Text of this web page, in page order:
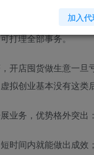
是实体生意很难企及的
打理全部事务。
开店囤货做生意一旦
拟创业基本没有这类
业务，优势格外突出：
时间内就能做出成效
加入代